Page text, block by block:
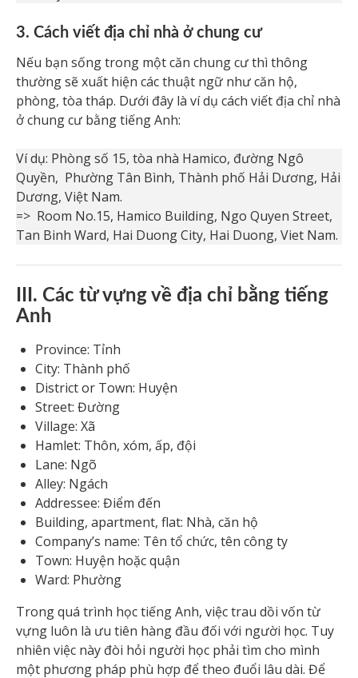
3. Cách viết địa chỉ nhà ở chung cư
Nếu bạn sống trong một căn chung cư thì thông
thường sẽ xuất hiện các thuật ngữ như căn hộ,
phòng, tòa tháp. Dưới đây là ví dụ cách viết địa chỉ nhà
ở chung cư bằng tiếng Anh:
Ví dụ: Phòng số 15, tòa nhà Hamico, đường Ngô
Quyền, Phường Tân Bình, Thành phố Hải Dương, Hải
Dương, Việt Nam.
=> Room No.15, Hamico Building, Ngo Quyen Street,
Tan Binh Ward, Hai Duong City, Hai Duong, Viet Nam.
III. Các từ vựng về địa chỉ bằng tiếng
Anh
Province: Tỉnh
City: Thành phố
District or Town: Huyện
Street: Đường
Village: Xã
Hamlet: Thôn, xóm, ấp, đội
Lane: Ngõ
Alley: Ngách
Addressee: Điểm đến
Building, apartment, flat: Nhà, căn hộ
Company’s name: Tên tổ chức, tên công ty
Town: Huyện hoặc quận
Ward: Phường
Trong quá trình học tiếng Anh, việc trau dồi vốn từ
vựng luôn là ưu tiên hàng đầu đối với người học. Tuy
nhiên việc này đòi hỏi người học phải tìm cho mình
một phương pháp phù hợp để theo đuổi lâu dài. Để